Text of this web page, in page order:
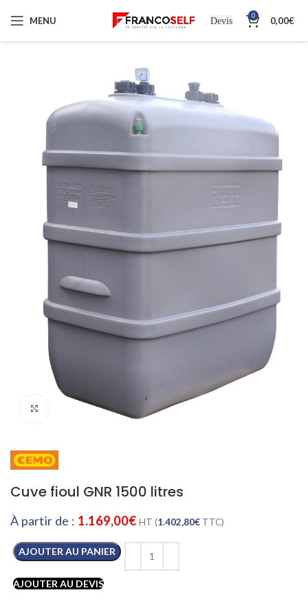
MENU Devis 0 0,00€
Cliquez pour agrandir
Cuve fioul GNR 1500 litres
À partir de : 1.169,00€ HT (1.402,80€ TTC)
AJOUTER AU PANIER
AJOUTER AU DEVIS